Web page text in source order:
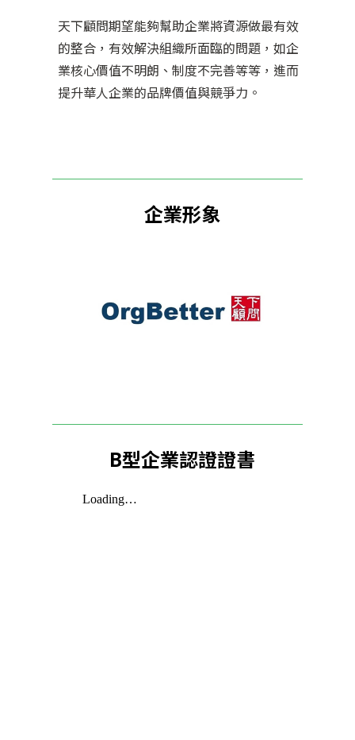
天下顧問期望能夠幫助企業將資源做最有效
的整合，有效解決組織所面臨的問題，如企
業核心價值不明朗、制度不完善等等，進而
提升華人企業的品牌價值與競爭力。
企業形象
B型企業認證證書